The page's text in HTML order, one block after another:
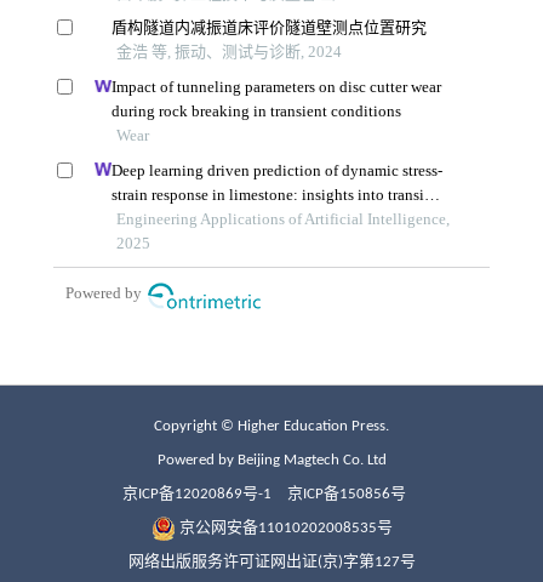
Copyright © Higher Education Press.
Powered by Beijing Magtech Co. Ltd
京ICP备12020869号-1 京ICP备150856号
京公网安备11010202008535号
网络出版服务许可证网出证(京)字第127号